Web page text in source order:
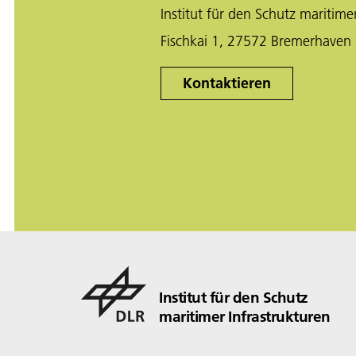
Institut für den Schutz
Fischkai 1, 27572 Bremerhaven
Kontaktieren
Institut für den Schutz
maritimer Infrastrukturen